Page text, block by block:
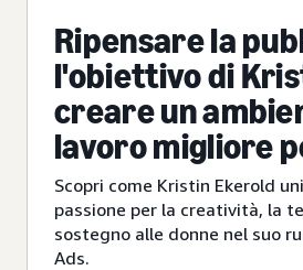
Ripensare la
l'obiettivo di
creare un
lavoro migliore
donne in azienda
Scopri come Kristin Ekerold
passione per la creatività, la
sostegno alle donne nel suo
Ads.